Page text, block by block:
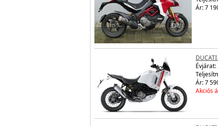
Ár: 7
DUCATI
Évjárat:
Ár: 7
Akciós